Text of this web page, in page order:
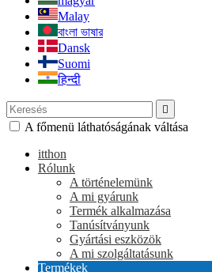
Malay
বাংলা ভাষার
Dansk
Suomi
हिन्दी

A főmenü láthatóságának váltása
itthon
Rólunk
A történelemünk
A mi gyárunk
Termék alkalmazása
Tanúsítványunk
Gyártási eszközök
A mi szolgáltatásunk
Termékek